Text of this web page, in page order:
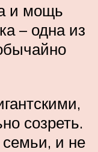
и мощь
– одна из
созреть.
и не